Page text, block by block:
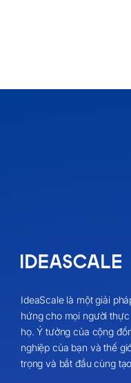
IdeaScale là một giải
hứng cho mọi người
họ. Ý tưởng của cộng
nghiệp của bạn và thế
trọng và bắt đầu cùng